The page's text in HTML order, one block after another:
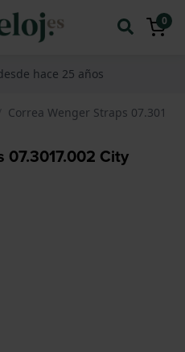
0
hace 25 años
Correa Wenger Straps
07.3017.002 City